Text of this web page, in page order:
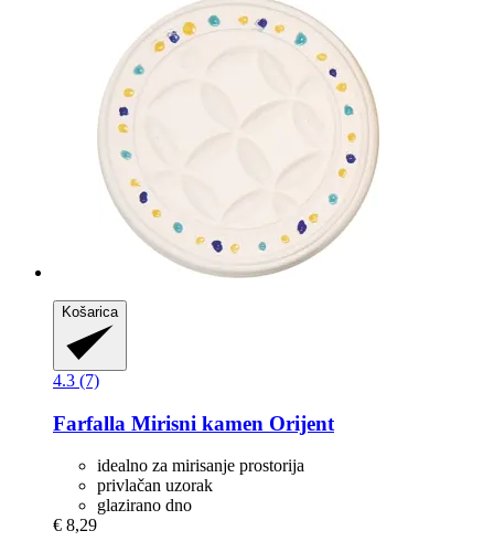
Košarica
4.3 (7)
Farfalla Mirisni kamen Orijent
idealno za mirisanje prostorija
privlačan uzorak
glazirano dno
€ 8,29